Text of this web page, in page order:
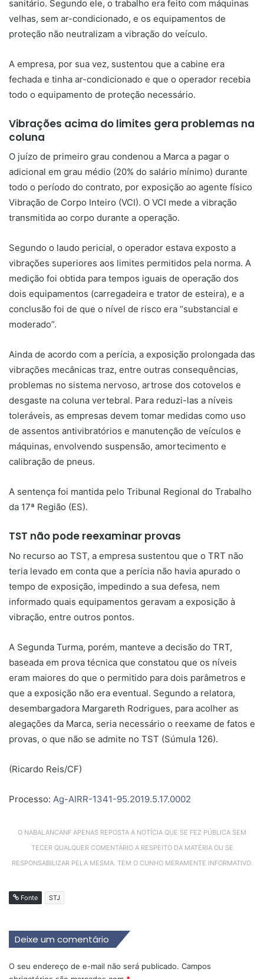
sanitário. Segundo ele, o trabalho era feito com máquinas
velhas, sem ar-condicionado, e os equipamentos de
proteção não neutralizam a vibração do veículo.
A empresa, por sua vez, sustentou que a cabine era
fechada e tinha ar-condicionado e que o operador recebia
todo o equipamento de proteção necessário.
Vibrações acima do limites gera problemas na
coluna
O juízo de primeiro grau condenou a Marca a pagar o
adicional em grau médio (20% do salário mínimo) durante
todo o período do contrato, por exposição ao agente físico
Vibração de Corpo Inteiro (VCI). O VCI mede a vibração
transmitida ao corpo durante a operação.
Segundo o laudo pericial, o operador estava exposto a
vibrações superiores aos limites permitidos pela norma. A
medição foi obtida para tempos iguais de operação dos
dois equipamentos (carregadeira e trator de esteira), e a
conclusão foi de que o nível de risco era “substancial e
moderado”.
Ainda de acordo com a perícia, a exposição prolongada das
vibrações mecânicas traz, entre outras consequências,
problemas no sistema nervoso, artrose dos cotovelos e
desgaste na coluna vertebral. Para reduzi-las a níveis
toleráveis, as empresas devem tomar medidas como uso
de assentos antivibratórios e manutenção de veículos e
máquinas, envolvendo suspensão, amortecimento e
calibração de pneus.
A sentença foi mantida pelo Tribunal Regional do Trabalho
da 17ª Região (ES).
TST não pode reexaminar provas
No recurso ao TST, a empresa sustentou que o TRT não
teria levado em conta que a perícia não havia apurado o
tempo de exposição, impedindo a sua defesa, nem
informado quais equipamentos geravam a exposição à
vibração, entre outros pontos.
A Segunda Turma, porém, manteve a decisão do TRT,
baseada em prova técnica que constatou que os níveis
eram maiores do que o permitido para dois parâmetros e
que a exposição não era eventual. Segundo a relatora,
desembargadora Margareth Rodrigues, para acolher as
alegações da Marca, seria necessário o reexame de fatos e
provas, o que não se admite no TST (Súmula 126).
(Ricardo Reis/CF)
Processo: Ag-AIRR-1341-95.2019.5.17.0002
O NABALANCANF APENAS REPOSTA A NOTÍCIA QUE SE FEZ PÚBLICA SEM
TECER QUALQUER COMENTÁRIO A RESPEITO DA MATÉRIA OU SE
RESPONSABILIZAR PELA MESMA. TEM O CUNHO MERAMENTE INFORMATIVO.
Fonte STJ
Deixe um comentário
O seu endereço de e-mail não será publicado. Campos